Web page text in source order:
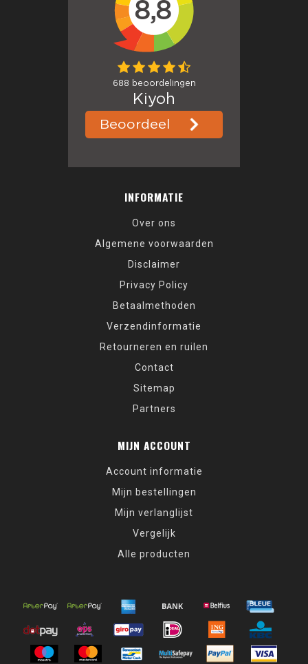
INFORMATIE
Over ons
Algemene voorwaarden
Disclaimer
Privacy Policy
Betaalmethoden
Verzendinformatie
Retourneren en ruilen
Contact
Sitemap
Partners
MIJN ACCOUNT
Account informatie
Mijn bestellingen
Mijn verlanglijst
Vergelijk
Alle producten